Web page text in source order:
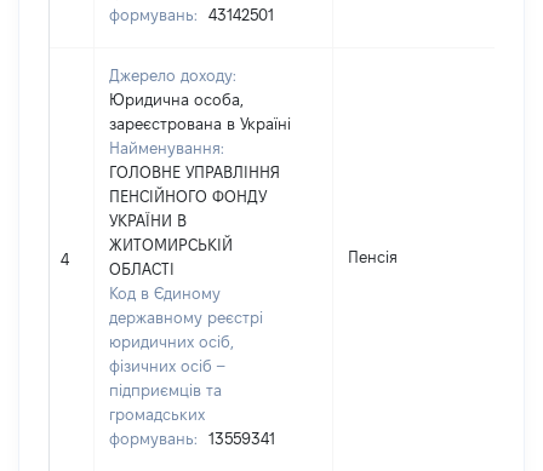
формувань:
43142501
4
Джерело доходу:
Юридична особа,
зареєстрована в Україні
Найменування:
ГОЛОВНЕ УПРАВЛІННЯ
ПЕНСІЙНОГО ФОНДУ
УКРАЇНИ В
ЖИТОМИРСЬКІЙ
ОБЛАСТІ
Код в Єдиному
державному реєстрі
юридичних осіб,
фізичних осіб –
підприємців та
громадських
формувань:
13559341
Пенсія